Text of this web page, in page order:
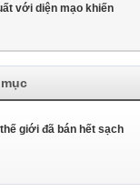
với diện mạo khiến
giới đã bán hết sạch